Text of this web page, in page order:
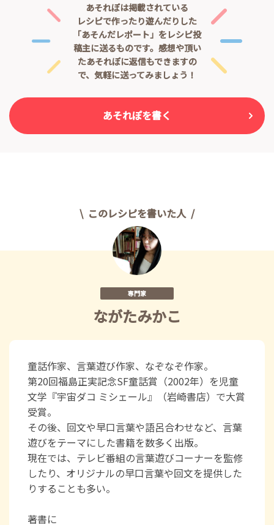
あそれぽは掲載されている
レシピで作ったり遊んだりした
「あそんだレポート」をレシピ投
稿主に送るものです。 感想や頂い
たあそれぽに返信もできますの
で、気軽に送ってみましょう！
あそれぽを書く
このレシピを書いた人
専門家
ながたみかこ
童話作家、言葉遊び作家、なぞなぞ作家。
第20回福島正実記念SF童話賞（2002年）を児童
文学『宇宙ダコ ミシェール』（岩崎書店）で大賞
受賞。
その後、回文や早口言葉や語呂合わせなど、言葉
遊びをテーマにした書籍を数多く出版。
現在では、テレビ番組の言葉遊びコーナーを監修
したり、オリジナルの早口言葉や回文を提供した
りすることも多い。
著書に